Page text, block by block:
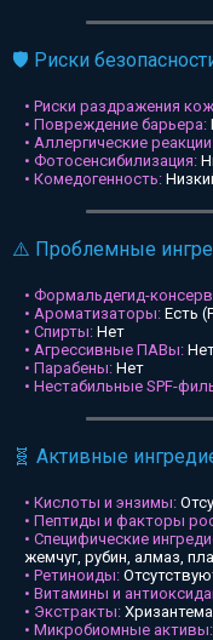
🛡️ Риски
• Риски раздражения
• Повреждение барьера:
• Аллергические
• Фотосенсибилизация:
• Комедогенность:
⚠️ Проблемные
• Формальдегид-
• Ароматизаторы: Есть
• Спирты: Нет
• Агрессивные ПАВы:
• Парабены: Нет
• Нестабильные SPF-
🧬 Активные
• Кислоты и энзимы:
• Пептиды и факторы
• Специфические
жемчуг, рубин, алмаз,
• Ретиноиды:
• Витамины и
• Экстракты:
• Микробиомные активы: